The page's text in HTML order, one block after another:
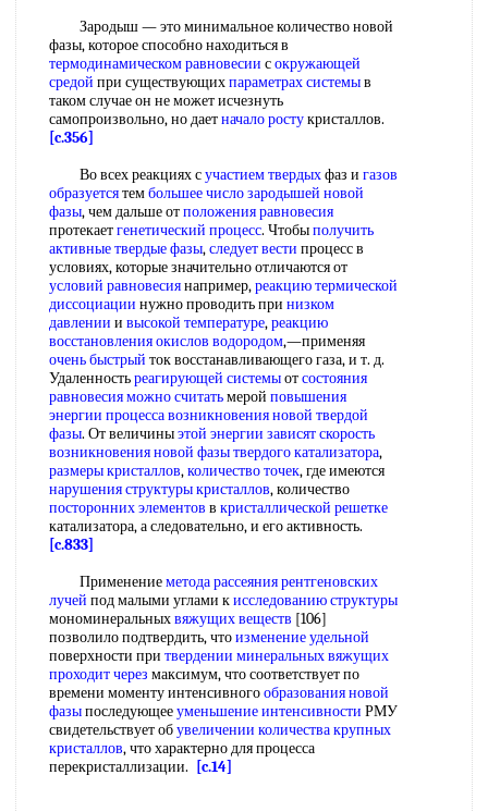
Зародыш — это минимальное количество новой
фазы, которое способно находиться в
термодинамическом равновесии сокружающей
средой при существующихпараметрах системыв
таком случае он не может исчезнуть
самопроизвольно, но даетначало ростукристаллов.
[c.356]
Во всех реакциях сучастием твердыхфаз и газов
образуетсятембольшее числозародышей новой
фазы, чем дальше отположения равновесия
протекаетгенетический процесс. Чтобыполучить
активныетвердые фазы,следует вести процесс в
условиях, которые значительно отличаются от
условий равновесиянапример,реакцию термической
диссоциации нужно проводить при низком
давлении и высокой температуре,реакцию
восстановленияокислов водородом,—применяя
очень быстрый ток восстанавливающего газа, и т. д.
Удаленностьреагирующей системыотсостояния
равновесияможно считатьмерой повышения
энергии процесса возникновенияновой твердой
фазы. От величиныэтой энергии зависят скорость
возникновения новой фазытвердого катализатора,
размеры кристаллов,количество точек, где имеются
нарушения структуры кристаллов, количество
посторонних элементов в кристаллической решетке
катализатора, а следовательно, и его активность.
[c.833]
Применениеметода рассеяния рентгеновских
лучей под малыми углами кисследованию структуры
мономинеральныхвяжущих веществ [106]
позволило подтвердить, чтоизменение удельной
поверхности при твердении минеральных вяжущих
проходит через максимум, что соответствует по
времени моменту интенсивногообразования новой
фазыпоследующееуменьшение интенсивности РМУ
свидетельствует обувеличении количествакрупных
кристаллов, что характерно для процесса
перекристаллизации.
[c.14]